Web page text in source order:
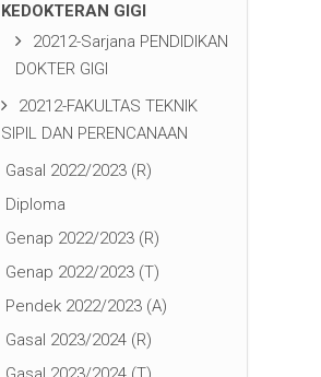
KEDOKTERAN GIGI
20212-Sarjana PENDIDIKAN
DOKTER GIGI
20212-FAKULTAS TEKNIK
SIPIL DAN PERENCANAAN
Gasal 2022/2023 (R)
Diploma
Genap 2022/2023 (R)
Genap 2022/2023 (T)
Pendek 2022/2023 (A)
Gasal 2023/2024 (R)